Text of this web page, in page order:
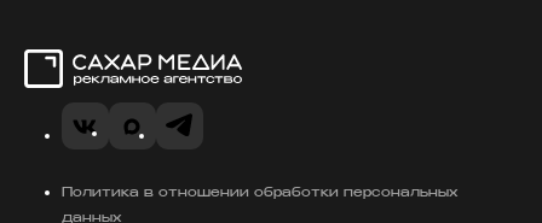
VK MAXTelegram
Политика в отношении обработки персональных
данных